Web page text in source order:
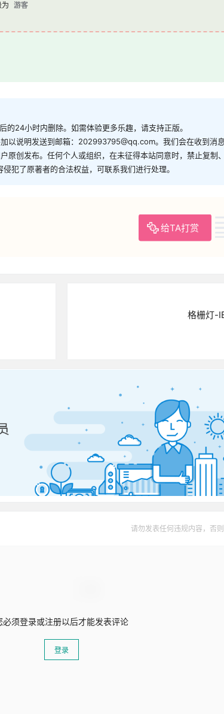
游客
24小时内删除。如需体验更多乐趣，请支持正版。
以说明发送到邮箱：202993795@qq.com。我们会在收到消
原创发布。任何个人或组织，在未征得本站同意时，禁止复制
犯了原著者的合法权益，可联系我们进行处理。
给TA打赏
格栅灯-
请勿发表任何违规内容，否
必须登录或注册以后才能发表评论
登录